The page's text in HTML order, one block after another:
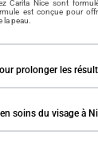
Carita Nice sont
est conçue pour
peau.
prolonger les
soins du visage à